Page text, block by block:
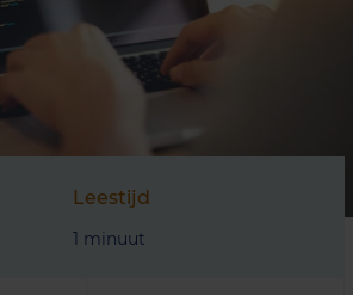
Leestijd
1 minuut